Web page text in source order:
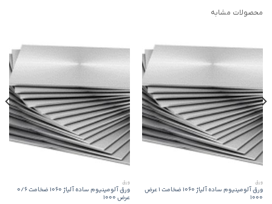
محصولات مشابه
ورق
ورق آلومینیوم ساده آلیاژ 1060 ضخامت 1 عرض
1000
ورق
ورق آلومینیوم ساده آلیاژ 1060 ضخامت 0/6
عرض 1000